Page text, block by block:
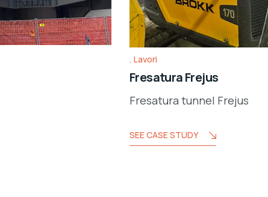
Lavori
Fresatura Frejus
Fresatura tunnel Frejus
SEE CASE STUDY